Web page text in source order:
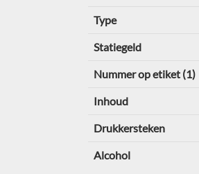
Type
Statiegeld
Nummer op etiket (1)
Inhoud
Drukkersteken
Alcohol